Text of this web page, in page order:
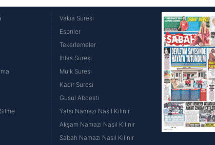
Vakıa Suresi
Espriler
Tekerlemeler
İhlas Suresi
Mülk Suresi
Kadir Suresi
Gusül Abdesti
Yatsı Namazı Nasıl Kılınır
Akşam Namazı Nasıl Kılınır
Sabah Namazı Nasıl Kılınır